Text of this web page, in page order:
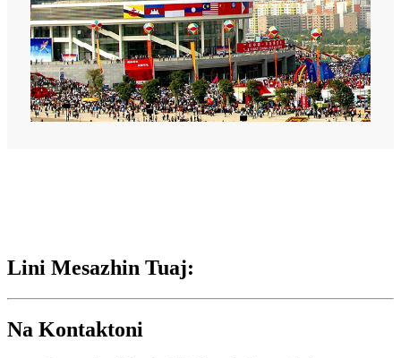
Lini Mesazhin Tuaj:
Na Kontaktoni